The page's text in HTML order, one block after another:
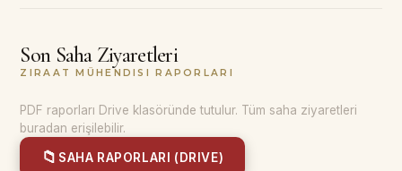
Son Saha Ziyaretleri
ZIRAAT MÜHENDISI RAPORLARI
PDF raporları Drive klasöründe tutulur. Tüm saha ziyaretleri
buradan erişilebilir.
📁 SAHA RAPORLARI (DRIVE)